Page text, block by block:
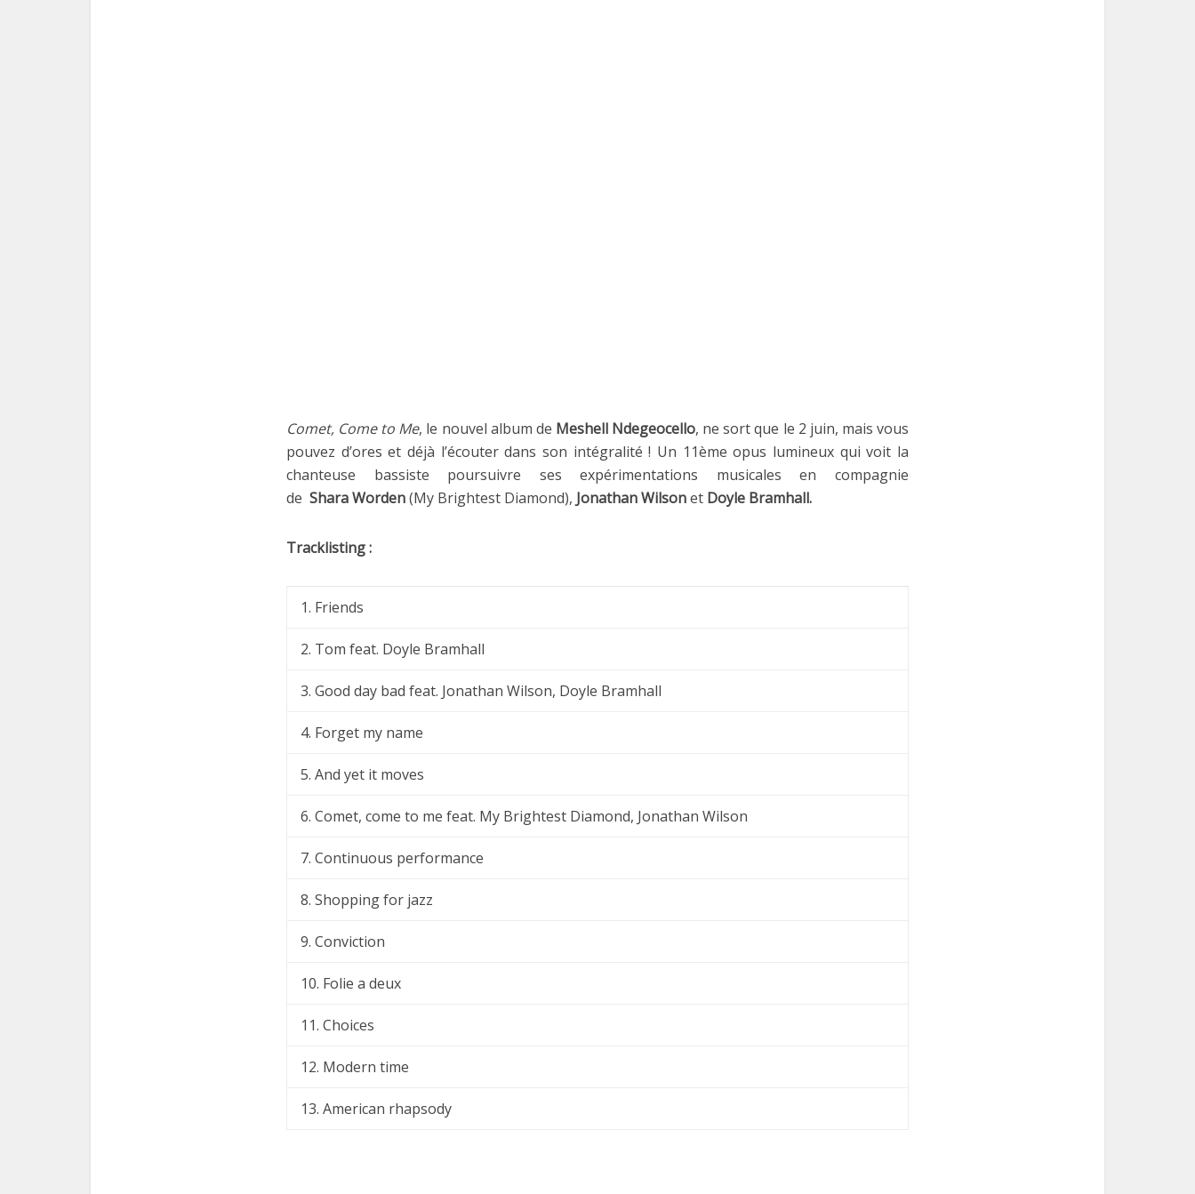
Comet, Come to Me, le nouvel album de Meshell Ndegeocello, ne sort que le 2 juin, mais vous
pouvez d’ores et déjà l’écouter dans son intégralité ! Un 11ème opus lumineux qui voit la
chanteuse bassiste poursuivre ses expérimentations musicales en compagnie
de Shara Worden(My Brightest Diamond), Jonathan Wilsonet Doyle Bramhall.
Tracklisting :
1. Friends
2. Tom feat. Doyle Bramhall
3. Good day bad feat. Jonathan Wilson, Doyle Bramhall
4. Forget my name
5. And yet it moves
6. Comet, come to me feat. My Brightest Diamond, Jonathan Wilson
7. Continuous performance
8. Shopping for jazz
9. Conviction
10. Folie a deux
11. Choices
12. Modern time
13. American rhapsody